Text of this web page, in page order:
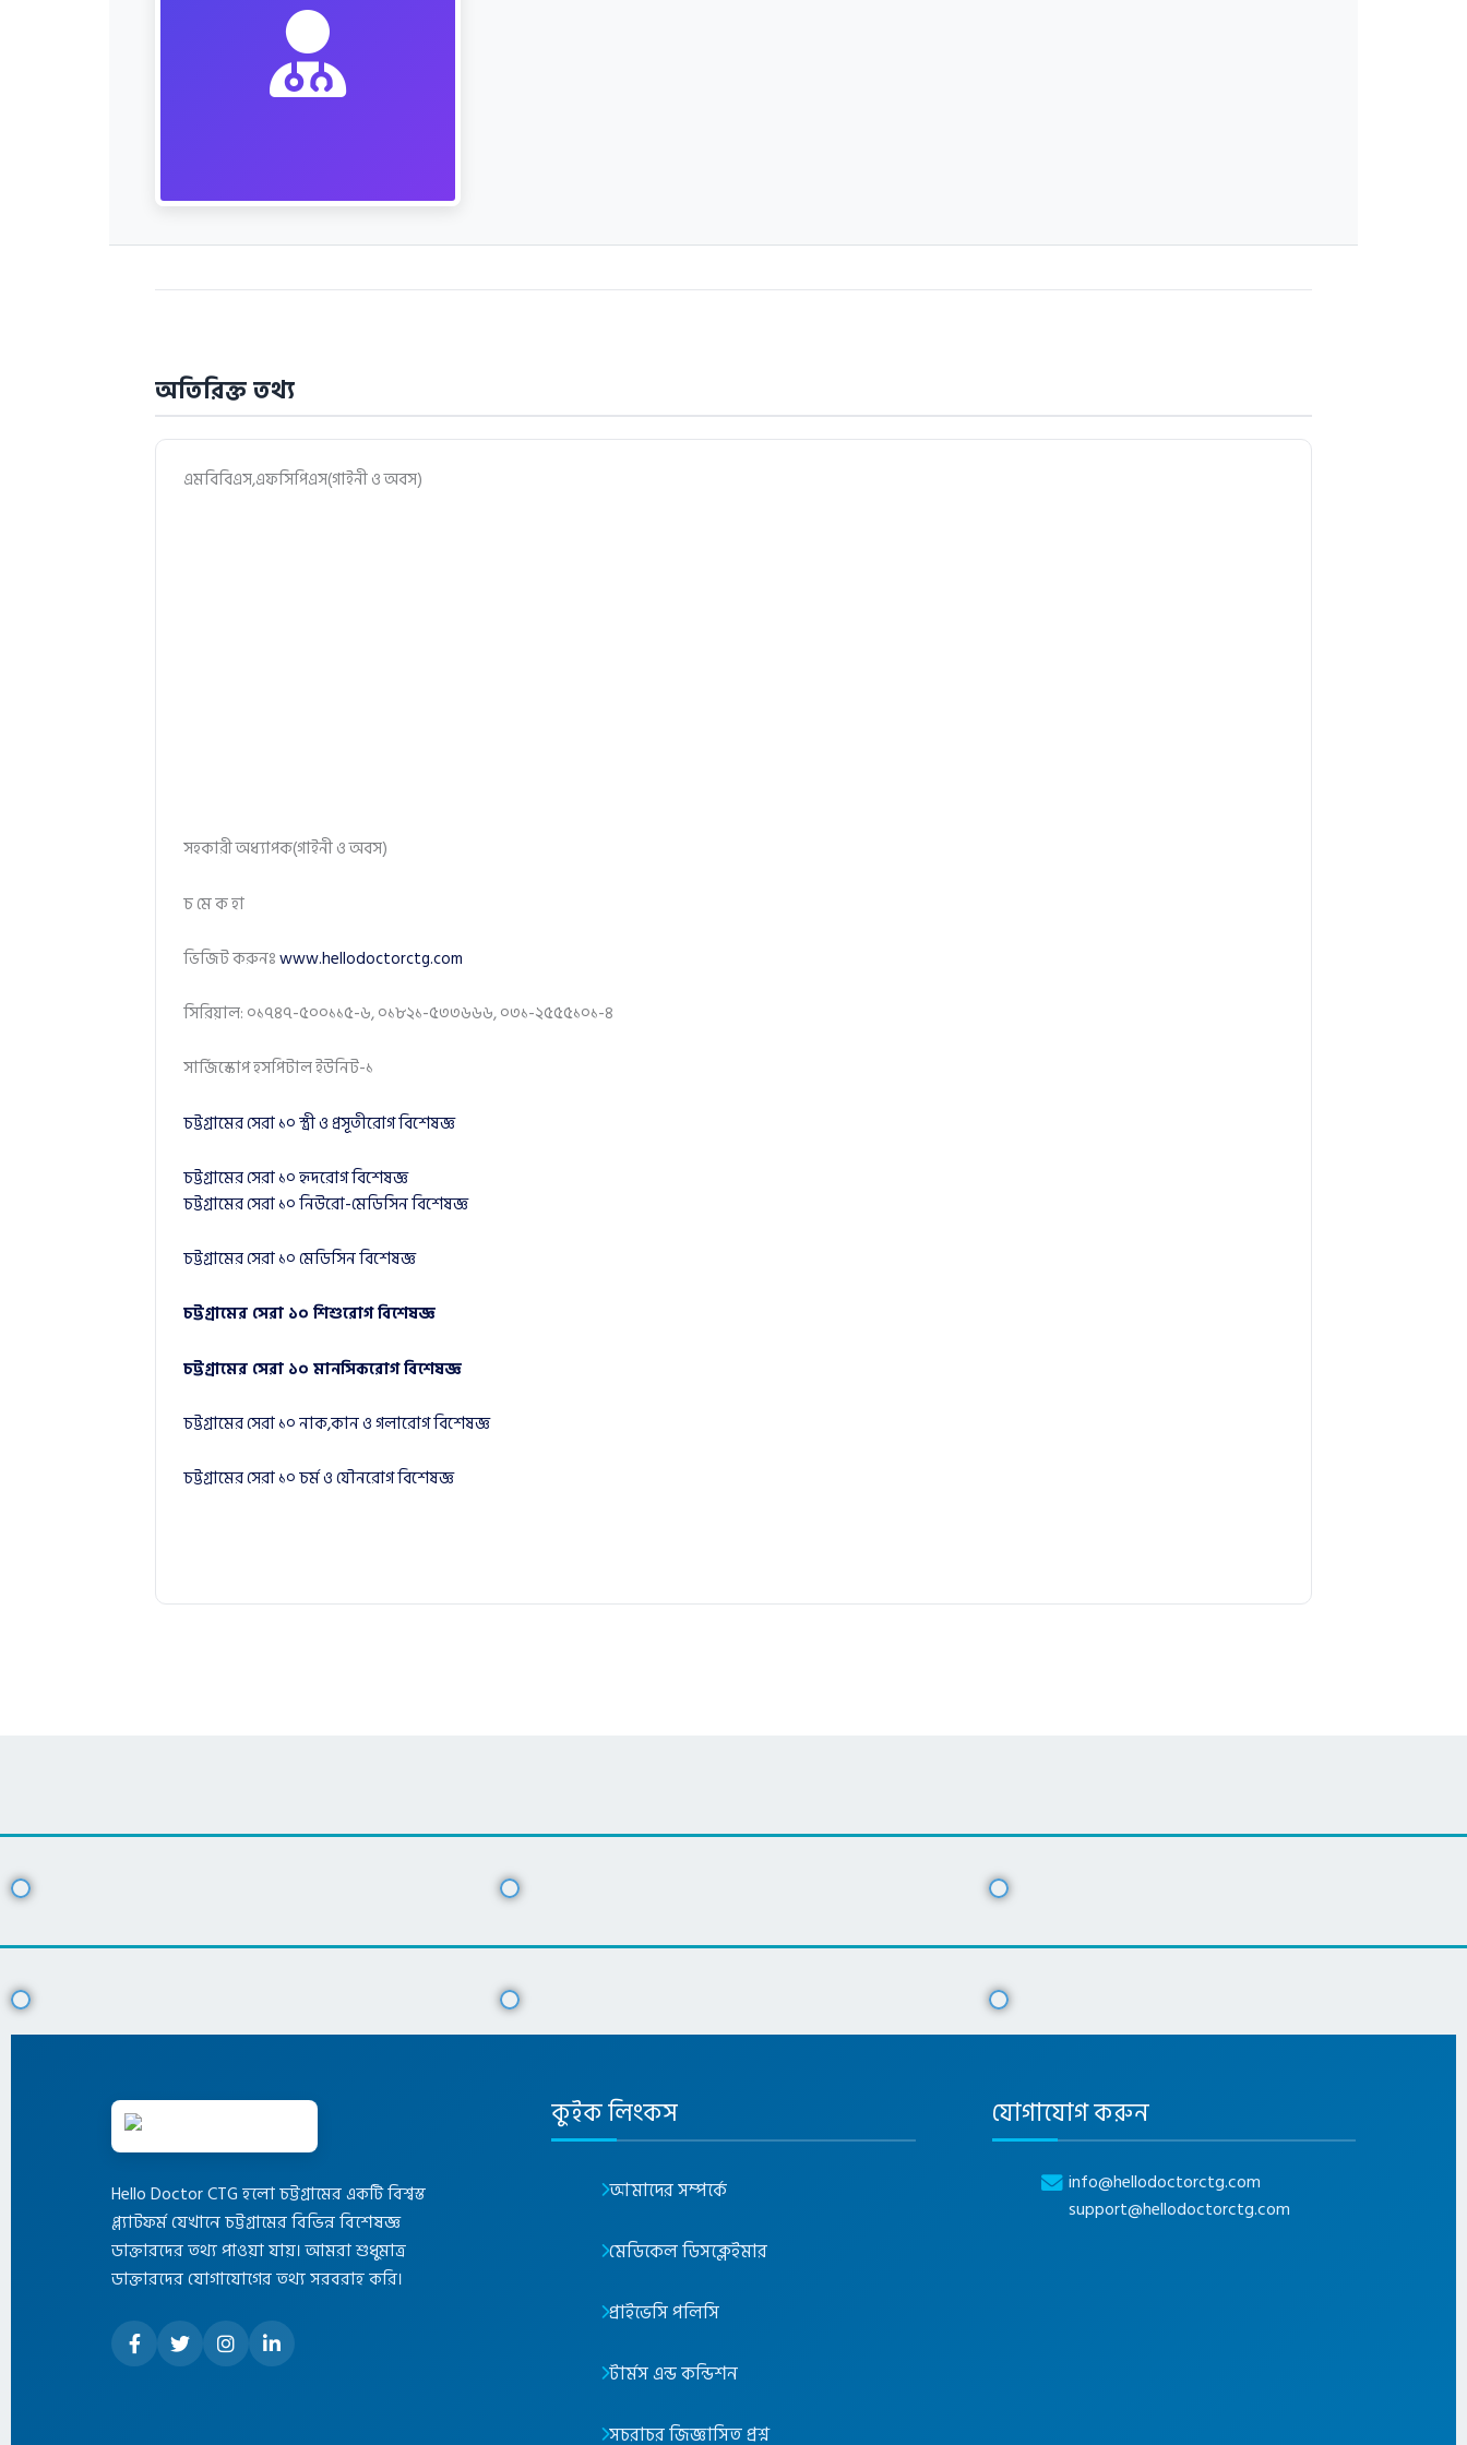
অতিরিক্ত তথ্য
এমবিবিএস,এফসিপিএস(গাইনী ও অবস)
সহকারী অধ্যাপক(গাইনী ও অবস)
চ মে ক হা
ভিজিট করুনঃwww.hellodoctorctg.com
সিরিয়াল: ০১৭৪৭-৫০০১১৫-৬, ০১৮২১-৫৩৩৬৬৬, ০৩১-২৫৫৫১০১-৪
সার্জিস্কোপ হসপিটাল ইউনিট-১
চট্টগ্রামের সেরা ১০ স্ত্রী ও প্রসূতীরোগ বিশেষজ্ঞ
চট্টগ্রামের সেরা ১০ হৃদরোগ বিশেষজ্ঞ
চট্টগ্রামের সেরা ১০ নিউরো-মেডিসিন বিশেষজ্ঞ
চট্টগ্রামের সেরা ১০ মেডিসিন বিশেষজ্ঞ
চট্টগ্রামের সেরা ১০ শিশুরোগ বিশেষজ্ঞ
চট্টগ্রামের সেরা ১০ মানসিকরোগ বিশেষজ্ঞ
চট্টগ্রামের সেরা ১০ নাক,কান ও গলারোগ বিশেষজ্ঞ
চট্টগ্রামের সেরা ১০ চর্ম ও যৌনরোগ বিশেষজ্ঞ
Hello Doctor CTG হলো চট্টগ্রামের একটি বিশ্বস্ত
প্ল্যাটফর্ম যেখানে চট্টগ্রামের বিভিন্ন বিশেষজ্ঞ
ডাক্তারদের তথ্য পাওয়া যায়। আমরা শুধুমাত্র
ডাক্তারদের যোগাযোগের তথ্য সরবরাহ করি।
কুইক লিংকস
আমাদের সম্পর্কে
মেডিকেল ডিসক্লেইমার
প্রাইভেসি পলিসি
টার্মস এন্ড কন্ডিশন
সচরাচর জিজ্ঞাসিত প্রশ্ন
যোগাযোগ করুন
info@hellodoctorctg.com
support@hellodoctorctg.com